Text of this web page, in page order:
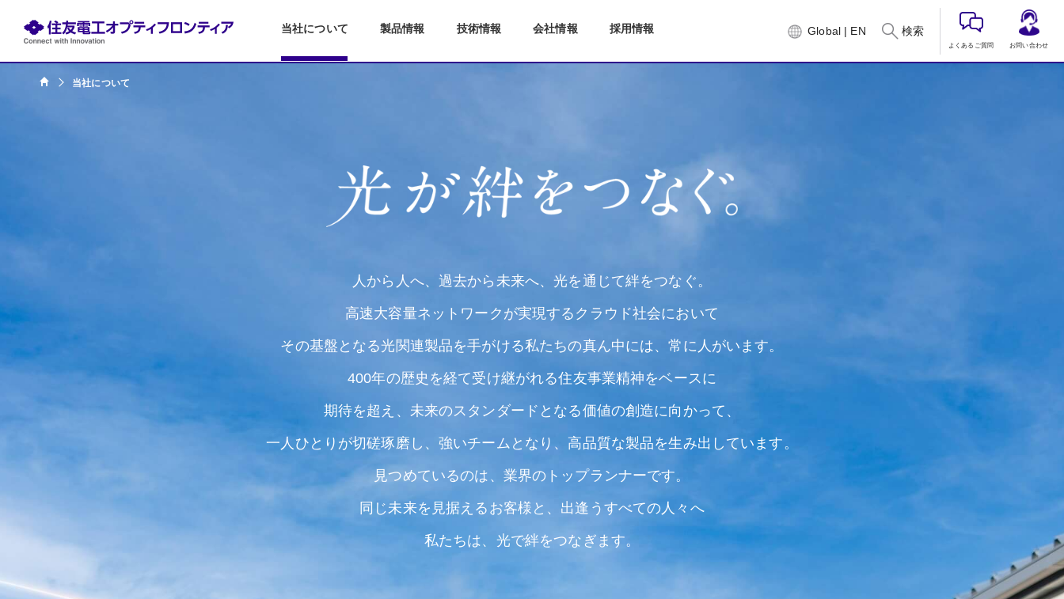
当社について 製品情報 技術情報 会社情報 採用情報
お問い合わせ
よくあるご質問
検索
Global | EN
当社について
人から人へ、過去から未来へ、光を通じて絆をつなぐ。
高速大容量ネットワークが実現するクラウド社会において
その基盤となる光関連製品を手がける私たちの真ん中には、常に人がいます。
400年の歴史を経て受け継がれる住友事業精神をベースに
期待を超え、未来のスタンダードとなる価値の創造に向かって、
一人ひとりが切磋琢磨し、強いチームとなり、高品質な製品を生み出しています。
見つめているのは、業界のトップランナーです。
同じ未来を見据えるお客様と、出逢うすべての人々へ
私たちは、光で絆をつなぎます。